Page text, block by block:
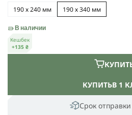
190 х 240 мм 190 х 340 мм
Срок
КУПИТЬВ 1
В наличии
Кешбек
+135 ₴